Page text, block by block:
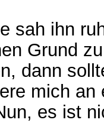
sah ihn
Grund
dann
mich
es ist